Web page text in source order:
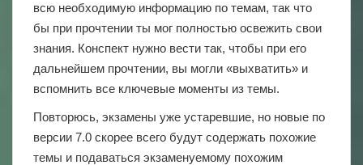
всю необходимую информацию по темам, так что
бы при прочтении ты мог полностью освежить свои
знания. Конспект нужно вести так, чтобы при его
дальнейшем прочтении, вы могли «выхватить» и
вспомнить все ключевые моменты из темы.
Повторюсь, экзамены уже устаревшие, но новые по
версии 7.0 скорее всего будут содержать похожие
темы и подаваться экзаменуемому похожим